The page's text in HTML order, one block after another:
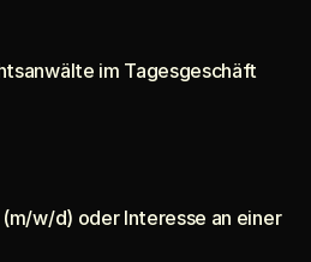
im Tagesgeschäft
w/d) oder Interesse an einer